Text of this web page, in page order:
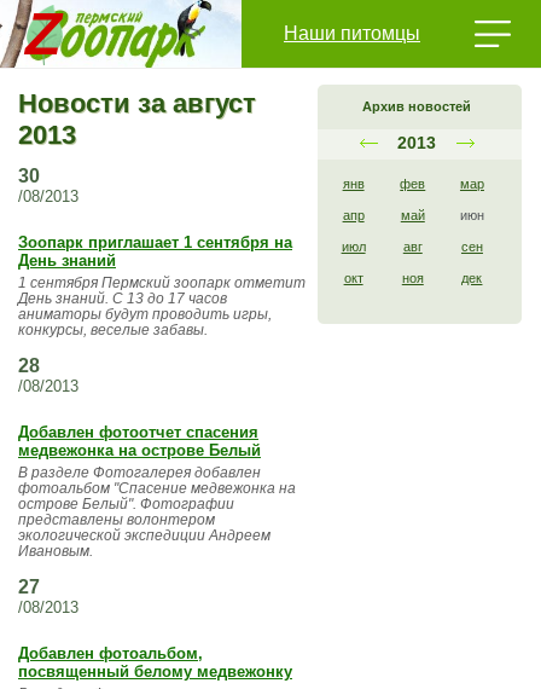
Наши питомцы
Архив новостей
2013
янв фев мар
апр май июн
июл авг сен
окт ноя дек
Новости за август
2013
30
/08/2013
Зоопарк приглашает 1 сентября на
День знаний
1 сентября Пермский зоопарк отметит
День знаний. С 13 до 17 часов
аниматоры будут проводить игры,
конкурсы, веселые забавы.
28
/08/2013
Добавлен фотоотчет спасения
медвежонка на острове Белый
В разделе Фотогалерея добавлен
фотоальбом "Спасение медвежонка на
острове Белый". Фотографии
представлены волонтером
экологической экспедиции Андреем
Ивановым.
27
/08/2013
Добавлен фотоальбом,
посвященный белому медвежонку